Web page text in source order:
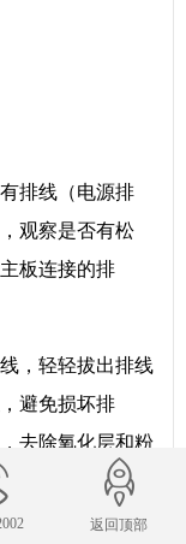
排线（电源排
观察是否有松
板连接的排
，轻轻拔出排线
避免损坏排
去除氧化层和粉
扣（确保排线插
返回顶部